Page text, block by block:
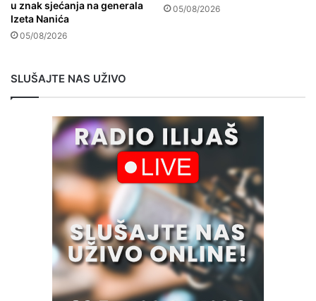
u znak sjećanja na generala
Izeta Nanića
05/08/2026
05/08/2026
SLUŠAJTE NAS UŽIVO